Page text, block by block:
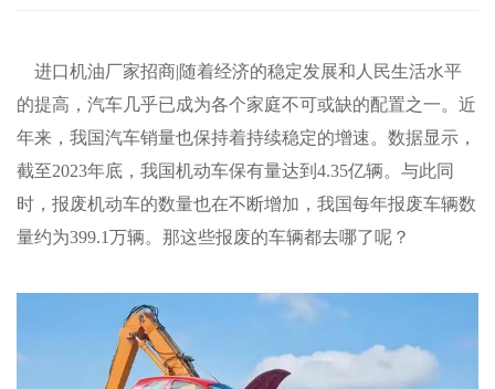
进口机油厂家招商|随着经济的稳定发展和人民生活水平
的提高，汽车几乎已成为各个家庭不可或缺的配置之一。近
年来，我国汽车销量也保持着持续稳定的增速。数据显示，
截至2023年底，我国机动车保有量达到4.35亿辆。与此同
时，报废机动车的数量也在不断增加，我国每年报废车辆数
量约为399.1万辆。那这些报废的车辆都去哪了呢？